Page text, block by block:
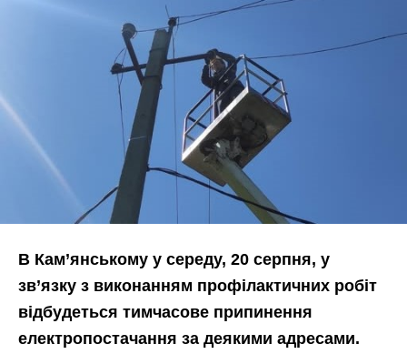
В Кам’янському у середу, 20 серпня, у
зв’язку з виконанням профілактичних робіт
відбудеться тимчасове припинення
електропостачання за деякими адресами.